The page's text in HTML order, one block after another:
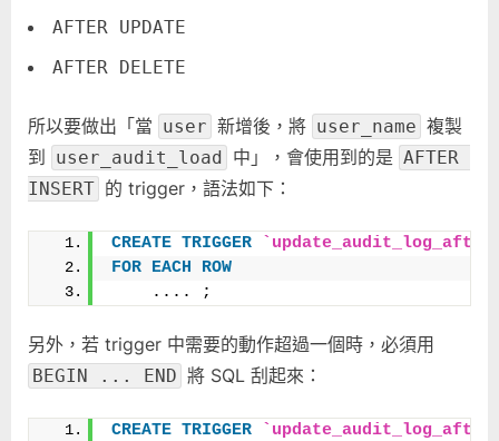
AFTER UPDATE
AFTER DELETE
所以要做出「當 user 新增後，將 user_name 複製
到 user_audit_load 中」，會使用到的是 AFTER
INSERT 的 trigger，語法如下：
CREATE TRIGGER
FOR EACH
ROW
    .... ;
另外，若 trigger 中需要的動作超過一個時，必須用
BEGIN ... END 將 SQL 刮起來：
CREATE TRIGGER